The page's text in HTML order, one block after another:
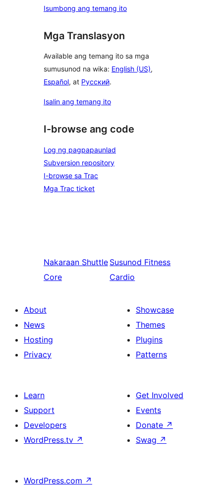
Isumbong ang temang ito
Mga Translasyon
Available ang temang ito sa mga
sumusunod na wika: English (US),
Español, at Русский.
Isalin ang temang ito
I-browse ang code
Log ng pagpapaunlad
Subversion repository
I-browse sa Trac
Mga Trac ticket
Nakaraan Shuttle
Core
Susunod Fitness
Cardio
About
News
Hosting
Privacy
Showcase
Themes
Plugins
Patterns
Learn
Support
Developers
WordPress.tv ↗
Get Involved
Events
Donate ↗
Swag ↗
WordPress.com ↗